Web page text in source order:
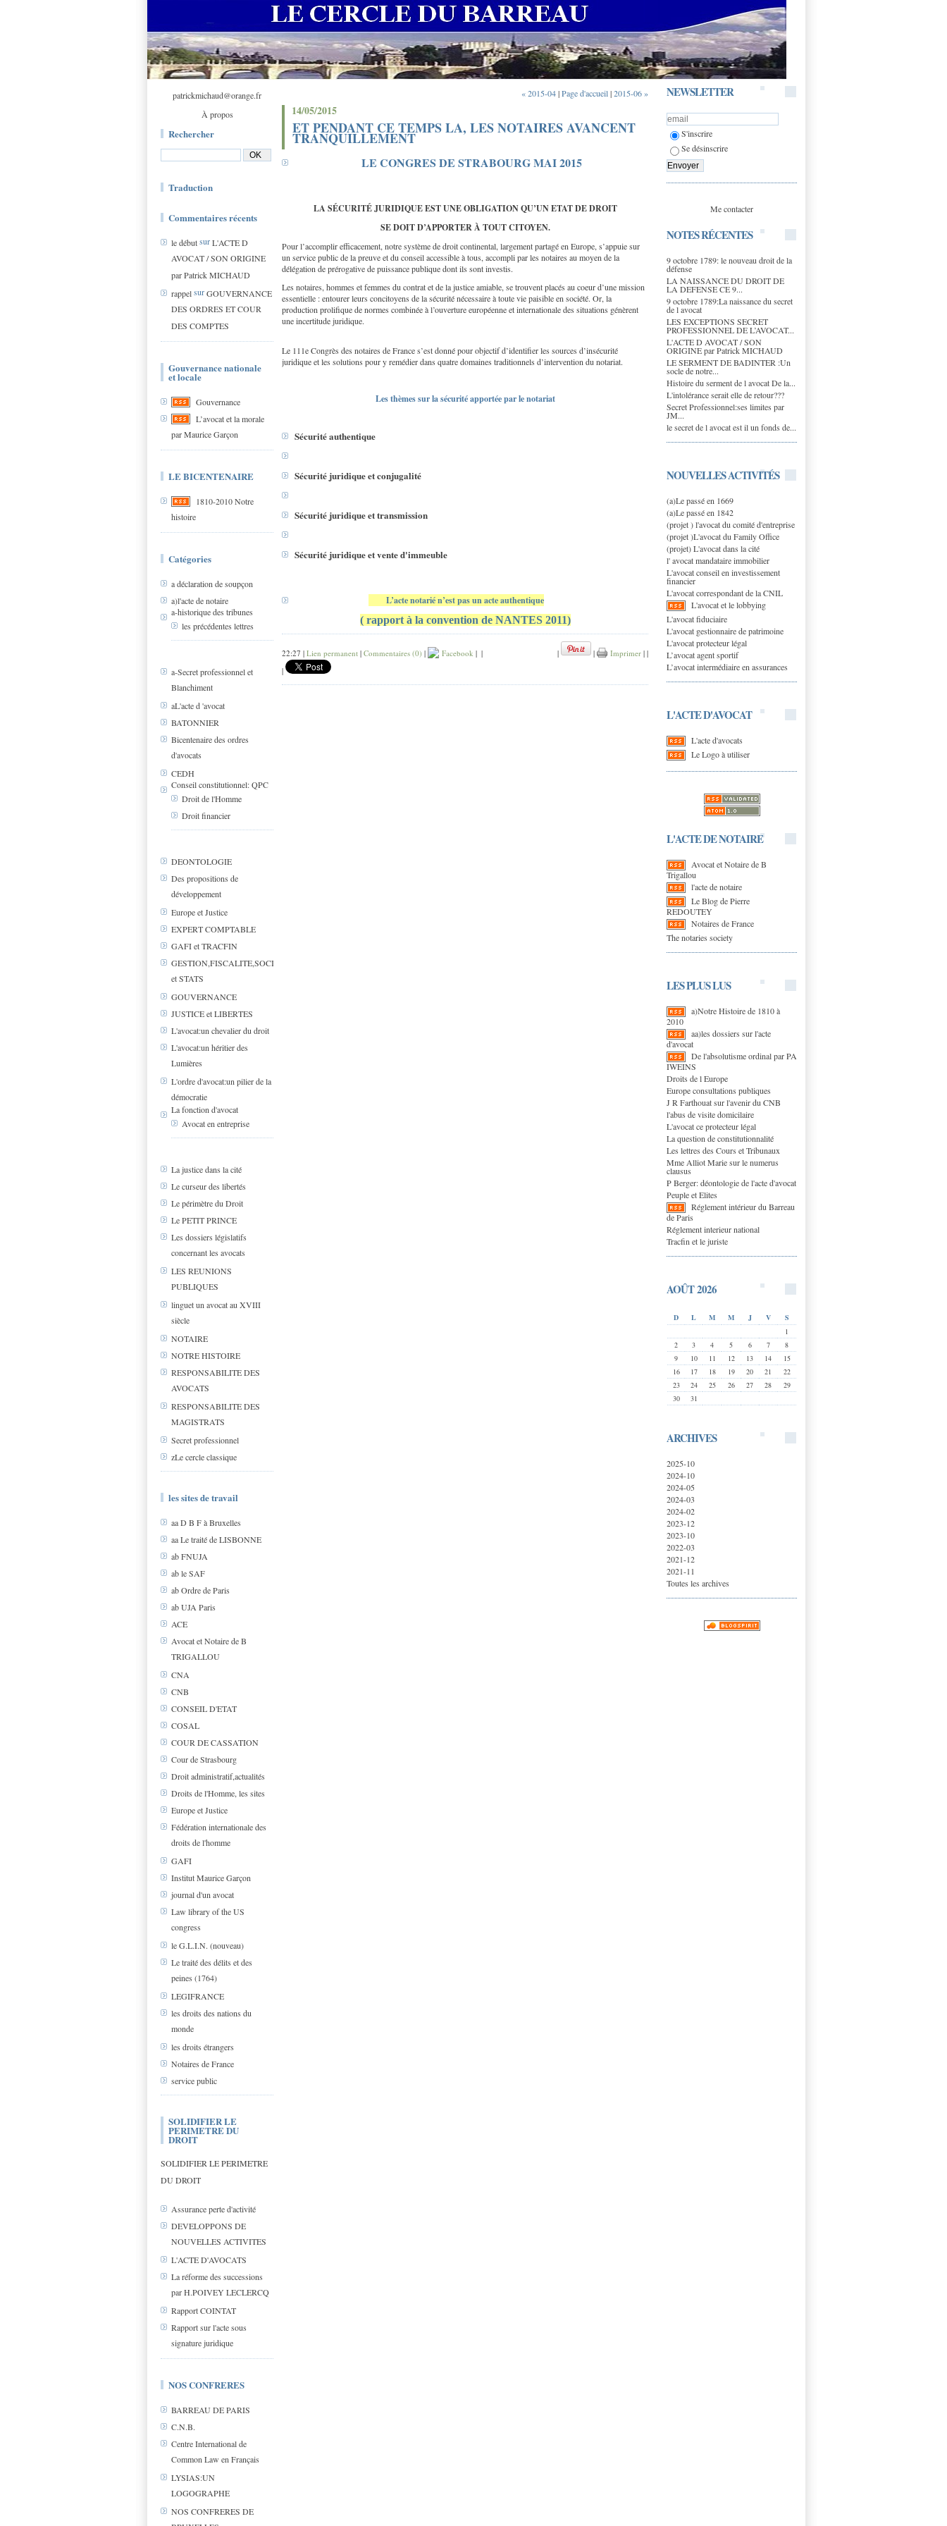
patrickmichaud@orange.fr
À propos
Rechercher
Traduction
Commentaires récents
le débutsurL'ACTE D
AVOCAT / SON ORIGINE
par Patrick MICHAUD
rappelsurGOUVERNANCE
DES ORDRES ET COUR
DES COMPTES
Gouvernance nationale
et locale
Gouvernance
L’avocat et la morale
par Maurice Garçon
LE BICENTENAIRE
1810-2010 Notre
histoire
Catégories
a déclaration de soupçon
a)l'acte de notaire
a-historique des tribunes
les précédentes lettres
a-Secret professionnel et
Blanchiment
aL'acte d 'avocat
BATONNIER
Bicentenaire des ordres
d'avocats
CEDH
Conseil constitutionnel: QPC
Droit de l'Homme
Droit financier
DEONTOLOGIE
Des propositions de
développement
Europe et Justice
EXPERT COMPTABLE
GAFI et TRACFIN
GESTION,FISCALITE,SOCIAL
et STATS
GOUVERNANCE
JUSTICE et LIBERTES
L'avocat:un chevalier du droit
L'avocat:un héritier des
Lumières
L'ordre d'avocat:un pilier de la
démocratie
La fonction d'avocat
Avocat en entreprise
La justice dans la cité
Le curseur des libertés
Le périmètre du Droit
Le PETIT PRINCE
Les dossiers législatifs
concernant les avocats
LES REUNIONS
PUBLIQUES
linguet un avocat au XVIII
siècle
NOTAIRE
NOTRE HISTOIRE
RESPONSABILITE DES
AVOCATS
RESPONSABILITE DES
MAGISTRATS
Secret professionnel
zLe cercle classique
les sites de travail
aa D B F à Bruxelles
aa Le traité de LISBONNE
ab FNUJA
ab le SAF
ab Ordre de Paris
ab UJA Paris
ACE
Avocat et Notaire de B
TRIGALLOU
CNA
CNB
CONSEIL D'ETAT
COSAL
COUR DE CASSATION
Cour de Strasbourg
Droit administratif,actualités
Droits de l'Homme, les sites
Europe et Justice
Fédération internationale des
droits de l'homme
GAFI
Institut Maurice Garçon
journal d'un avocat
Law library of the US
congress
le G.L.I.N. (nouveau)
Le traité des délits et des
peines (1764)
LEGIFRANCE
les droits des nations du
monde
les droits étrangers
Notaires de France
service public
SOLIDIFIER LE
PERIMETRE DU
DROIT
SOLIDIFIER LE PERIMETRE
DU DROIT
Assurance perte d'activité
DEVELOPPONS DE
NOUVELLES ACTIVITES
L'ACTE D'AVOCATS
La réforme des successions
par H.POIVEY LECLERCQ
Rapport COINTAT
Rapport sur l'acte sous
signature juridique
NOS CONFRERES
BARREAU DE PARIS
C.N.B.
Centre International de
Common Law en Français
LYSIAS:UN
LOGOGRAPHE
NOS CONFRERES DE
NEWSLETTER
S'inscrire
Se désinscrire
Me contacter
NOTES RÉCENTES
9 octobre 1789: le nouveau droit de la
défense
LA NAISSANCE DU DROIT DE
LA DEFENSE CE 9...
9 octobre 1789:La naissance du secret
de l avocat
LES EXCEPTIONS SECRET
PROFESSIONNEL DE L’AVOCAT...
L'ACTE D AVOCAT / SON
ORIGINE par Patrick MICHAUD
LE SERMENT DE BADINTER :Un
socle de notre...
Histoire du serment de l avocat De la...
L'intolérance serait elle de retour???
Secret Professionnel:ses limites par
JM...
le secret de l avocat est il un fonds de...
NOUVELLES ACTIVITÉS
(a)Le passé en 1669
(a)Le passé en 1842
(projet ) l'avocat du comité d'entreprise
(projet )L'avocat du Family Office
(projet) L'avocat dans la cité
l' avocat mandataire immobilier
L'avocat conseil en investissement
financier
L'avocat correspondant de la CNIL
L'avocat et le lobbying
L'avocat fiduciaire
L'avocat gestionnaire de patrimoine
L'avocat protecteur légal
L’avocat agent sportif
L’avocat intermédiaire en assurances
L'ACTE D'AVOCAT
L'acte d'avocats
Le Logo à utiliser
L'ACTE DE NOTAIRE
Avocat et Notaire de B
Trigallou
l'acte de notaire
Le Blog de Pierre
REDOUTEY
Notaires de France
The notaries society
LES PLUS LUS
a)Notre Histoire de 1810 à
2010
aa)les dossiers sur l'acte
d'avocat
De l'absolutisme ordinal par PA
IWEINS
Droits de l Europe
Europe consultations publiques
J R Farthouat sur l'avenir du CNB
l'abus de visite domicilaire
L'avocat ce protecteur légal
La question de constitutionnalité
Les lettres des Cours et Tribunaux
Mme Alliot Marie sur le numerus
clausus
P Berger: déontologie de l'acte d'avocat
Peuple et Elites
Réglement intérieur du Barreau
de Paris
Réglement interieur national
Tracfin et le juriste
AOÛT 2026
D L M M J V
S
1
2
3 4 5 6 7
8
9
10 11 12 13 14
15
16
17 18 19 20 21
22
23
24 25 26 27 28
29
30
31
ARCHIVES
2025-10
2024-10
2024-05
2024-03
2024-02
2023-12
2023-10
2022-03
2021-12
2021-11
Toutes les archives
« 2015-04|Page d'accueil|2015-06 »
14/05/2015
ET PENDANT CE TEMPS LA, LES NOTAIRES AVANCENT
TRANQUILLEMENT
LE CONGRES DE STRABOURG MAI 2015
LA SÉCURITÉ JURIDIQUE EST UNE OBLIGATION QU’UN ETAT DE DROIT
SE DOIT D’APPORTER À TOUT CITOYEN.
Pour l’accomplir efficacement, notre système de droit continental, largement partagé en Europe, s’appuie sur
un service public de la preuve et du conseil accessible à tous, accompli par les notaires au moyen de la
délégation de prérogative de puissance publique dont ils sont investis.
Les notaires, hommes et femmes du contrat et de la justice amiable, se trouvent placés au coeur d’une mission
essentielle : entourer leurs concitoyens de la sécurité nécessaire à toute vie paisible en société. Or, la
production prolifique de normes combinée à l’ouverture européenne et internationale des situations génèrent
une incertitude juridique.
Le 111e Congrès des notaires de France s’est donné pour objectif d’identifier les sources d’insécurité
juridique et les solutions pour y remédier dans quatre domaines traditionnels d’intervention du notariat.
Les thèmes sur la sécurité apportée par le notariat
Sécurité authentique
Sécurité juridique et conjugalité
Sécurité juridique et transmission
Sécurité juridique et vente d'immeuble
L’acte notarié n’est pas un acte authentique
( rapport à la convention de NANTES 2011)
22:27 | Lien permanent | Commentaires (0) | Facebook | | | | Imprimer | |
|